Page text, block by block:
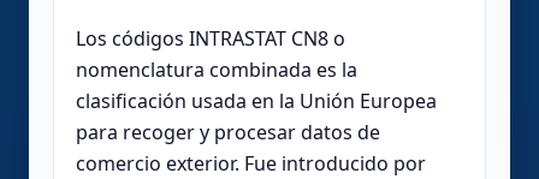
Los códigos INTRASTAT CN8 o
nomenclatura combinada es la
clasificación usada en la Unión Europea
para recoger y procesar datos de
comercio exterior. Fue introducido por